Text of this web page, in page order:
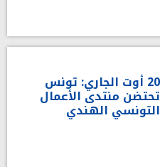
20 أوت الجاري: تونس
تحتضن منتدى الأعمال
التونسي الهندي